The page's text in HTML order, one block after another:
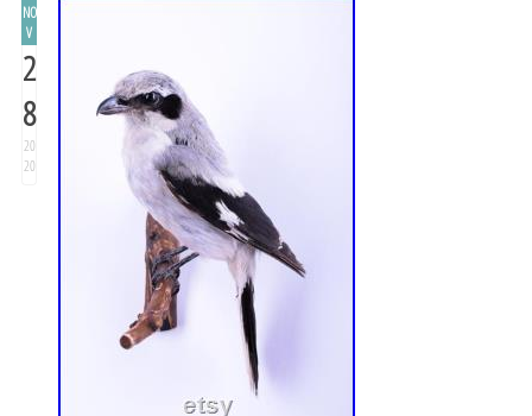
NO
V
2
8
20
20